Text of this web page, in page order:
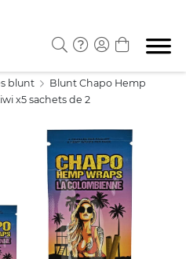
blunt
Blunt Chapo Hemp
x5 sachets de 2